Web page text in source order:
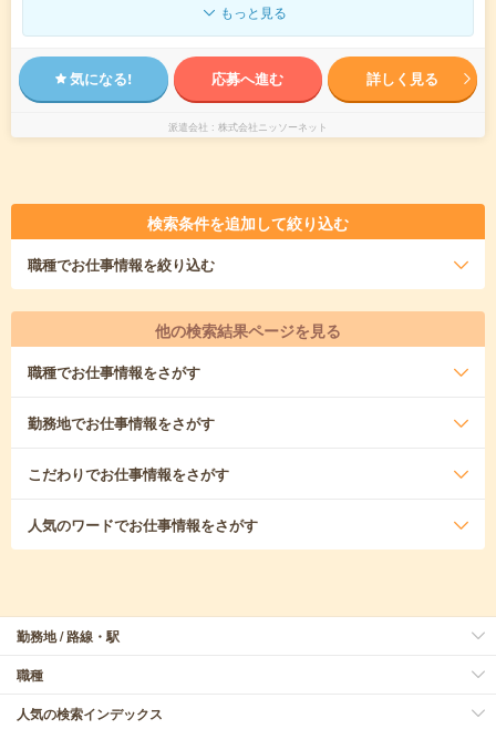
もっと見る
気になる! 応募へ進む 詳しく見る
派遣会社 株式会社ニッソーネット
検索条件を追加して絞り込む
職種でお仕事情報を絞り込む
他の検索結果ページを見る
職種でお仕事情報をさがす
勤務地でお仕事情報をさがす
こだわりでお仕事情報をさがす
人気のワードでお仕事情報をさがす
勤務地 / 路線・駅
職種
人気の検索インデックス